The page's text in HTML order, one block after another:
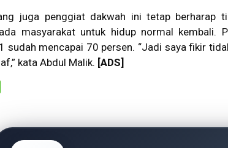
juga penggiat dakwah ini tetap berharap
masyarakat untuk hidup normal kembali.
sudah mencapai 70 persen. “Jadi saya fikir
kata Abdul Malik. [ADS]